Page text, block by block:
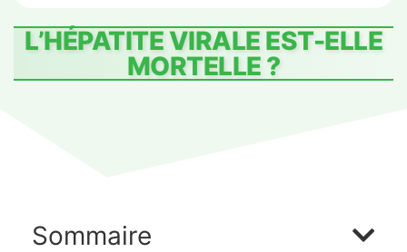
L’HÉPATITE VIRALE EST-ELLE
MORTELLE ?
Sommaire